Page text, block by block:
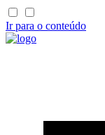
Ir para o conteúdo